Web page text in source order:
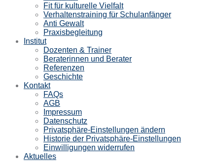
Fit für kulturelle Vielfalt
Verhaltenstraining für Schulanfänger
Anti Gewalt
Praxisbegleitung
Institut
Dozenten & Trainer
Beraterinnen und Berater
Referenzen
Geschichte
Kontakt
FAQs
AGB
Impressum
Datenschutz
Privatsphäre-Einstellungen ändern
Historie der Privatsphäre-Einstellungen
Einwilligungen widerrufen
Aktuelles